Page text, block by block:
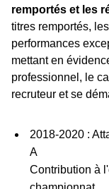
remportés et les
titres remportés,
performances
mettant en
professionnel, le
recruteur et se
2018-2020 :
A
Contribution à